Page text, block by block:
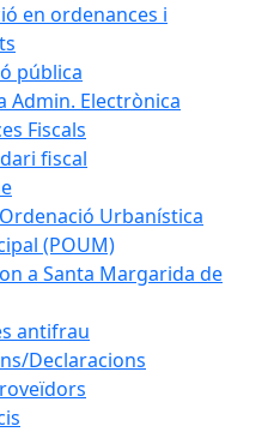
en ordenances i
pública
Admin. Electrònica
Fiscals
fiscal
Urbanística
(POUM)
a Santa Margarida de
antifrau
Declaracions